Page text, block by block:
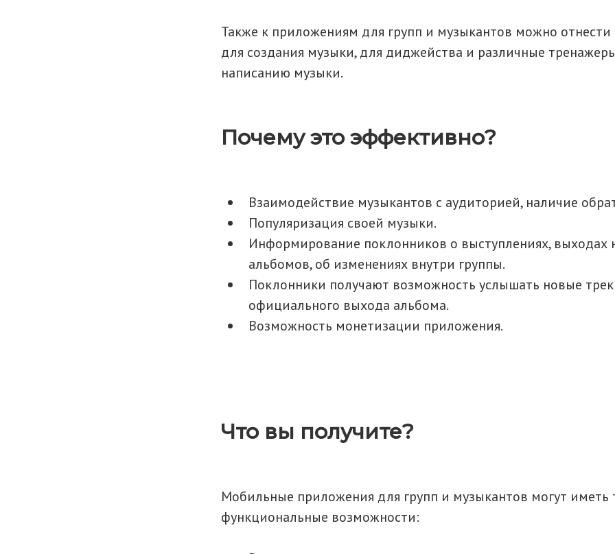
Также к приложениям для групп и музыкантов можно
для создания музыки, для диджейства и различные
написанию музыки.
Почему это эффективно?
Взаимодействие музыкантов с аудиторией, наличие
Популяризация своей музыки.
Информирование поклонников о выступлениях, выходах
альбомов, об изменениях внутри группы.
Поклонники получают возможность услышать новые
официального выхода альбома.
Возможность монетизации приложения.
Что вы получите?
Мобильные приложения для групп и музыкантов могут иметь
функциональные возможности: